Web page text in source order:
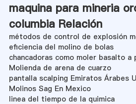
maquina para mineria
columbia Relación
métodos de control de explosión
eficiencia del molino de bolas
chancadoras como moler basalto a
Molienda de arena de cuarzo
pantalla scalping Emiratos Árabes
Molinos Sag En Mexico
linea del tiempo de la quimica